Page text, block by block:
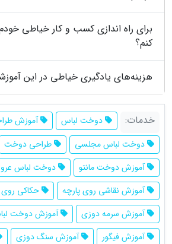
برای راه اندازی کسب و کار خیاطی
کنم؟
هزینه‌های یادگیری خیاطی در این
خدمات: دوخت لباس
آموزش
دوخت لباس مجلسی
طراحی دوخت
آموزش دوخت مانتو
دوخت لباس
آموزش نقاشی روی پارچه
حکاکی
آموزش سرمه دوزی
آموزش دوخت
آموزش فیگور
آموزش سنگ دوزی